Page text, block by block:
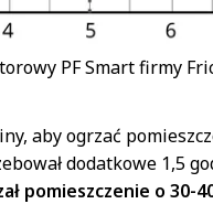
PF Smart firmy
aby ogrzać
dodatkowe 1,5
pomieszczenie o 30-